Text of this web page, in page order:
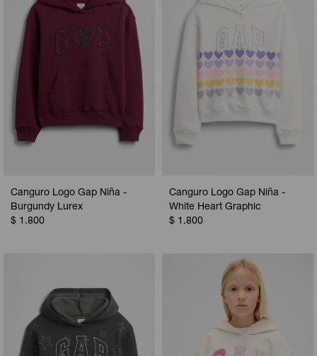
Canguro Logo Gap Niña -
Burgundy Lurex
$ 1.800
Canguro Logo Gap Niña -
White Heart Graphic
$ 1.800
Camperas
Vestidos y polleras
Calzas
Camperas
Ropa interior
Camperas
Pijamas
Camperas